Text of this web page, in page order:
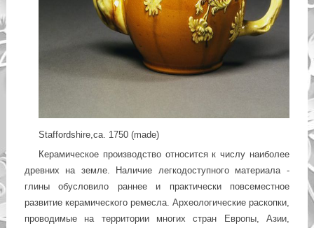
Staffordshire,ca. 1750 (made)
Керамическое производство относится к числу наиболее
древних на земле. Наличие легкодоступного материала -
глины обусловило раннее и практически повсеместное
развитие керамического ремесла. Археологические раскопки,
проводимые на территории многих стран Европы, Азии,